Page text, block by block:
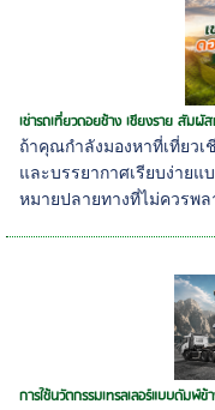
เช่ารถเที่ยวดอยช้าง เชียงราย สัมผั
ถ้าคุณกำลังมองหาที่เที่ยวเ
และบรรยากาศเรียบง่าย
หมายปลายทางที่ไม่ควรพล
การใช้นวัตกรรมเทรลเลอร์แบบดัมพ์ข้